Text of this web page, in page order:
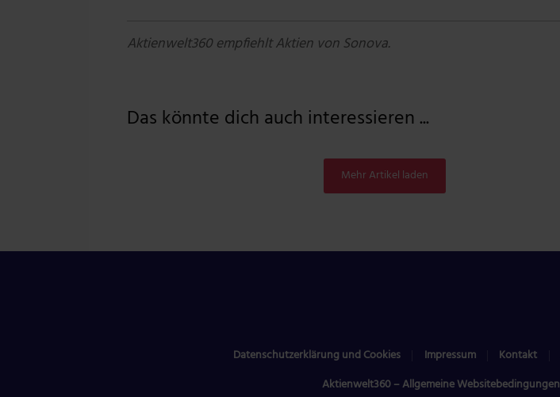
Aktienwelt360 empfiehlt Aktien von Sonova.
Das könnte dich auch interessieren ...
Mehr Artikel laden
Datenschutzerklärung und Cookies Impressum Kontakt
Aktienwelt360 – Allgemeine Websitebedingungen